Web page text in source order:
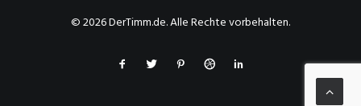
© 2026 DerTimm.de. Alle Rechte vorbehalten.